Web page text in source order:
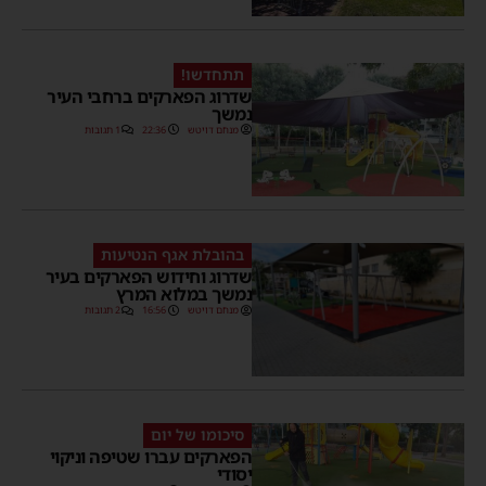
תתחדשו!
שדרוג הפארקים ברחבי העיר
נמשך
מנחם דויטש 22:36 1 תגובות
בהובלת אגף הנטיעות
שדרוג וחידוש הפארקים בעיר
נמשך במלוא המרץ
מנחם דויטש 16:56 2 תגובות
סיכומו של יום
הפארקים עברו שטיפה וניקוי
יסודי